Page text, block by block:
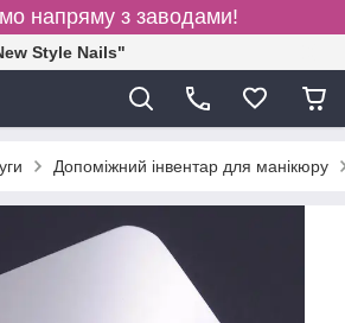
напряму з заводами!
Style Nails"
Допоміжний інвентар для манікюру